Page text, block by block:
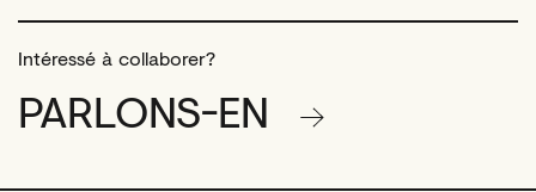
Intéressé à collaborer?
PARLONS-EN